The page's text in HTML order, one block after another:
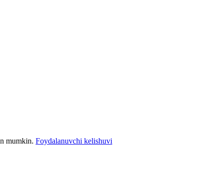
mumkin. Foydalanuvchi kelishuvi